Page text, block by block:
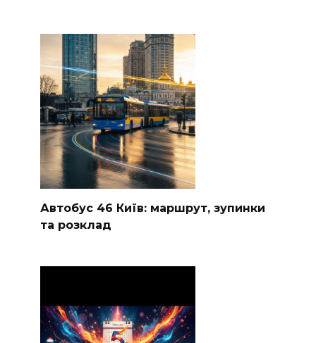
Автобус 46 Київ: маршрут, зупинки
та розклад